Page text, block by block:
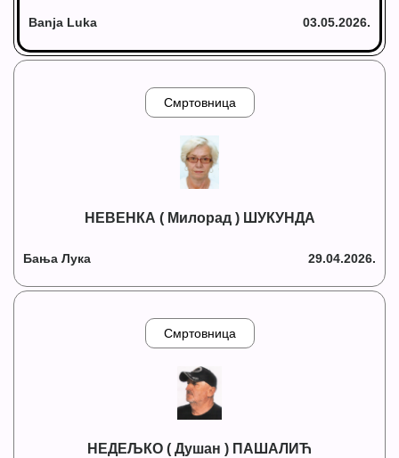
Banja Luka 03.05.2026.
Смртовница
НЕВЕНКА ( Милорад ) ШУКУНДА
Бања Лука 29.04.2026.
Смртовница
НЕДЕЉКО ( Душан ) ПАШАЛИЋ